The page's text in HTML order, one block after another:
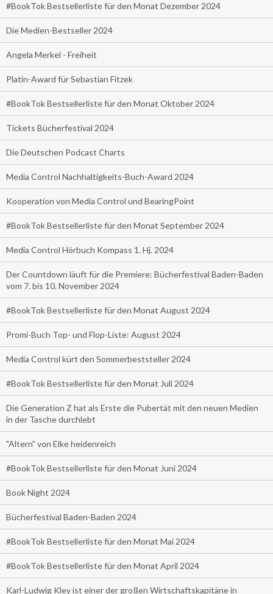
#BookTok Bestsellerliste für den Monat Dezember 2024
Die Medien-Bestseller 2024
Angela Merkel - Freiheit
Platin-Award für Sebastian Fitzek
#BookTok Bestsellerliste für den Monat Oktober 2024
Tickets Bücherfestival 2024
Die Deutschen Podcast Charts
Media Control Nachhaltigkeits-Buch-Award 2024
Kooperation von Media Control und BearingPoint
#BookTok Bestsellerliste für den Monat September 2024
Media Control Hörbuch Kompass 1. Hj. 2024
Der Countdown läuft für die Premiere: Bücherfestival Baden-Baden
vom 7. bis 10. November 2024
#BookTok Bestsellerliste für den Monat August 2024
Promi-Buch Top- und Flop-Liste: August 2024
Media Control kürt den Sommerbeststeller 2024
#BookTok Bestsellerliste für den Monat Juli 2024
Die Generation Z hat als Erste die Pubertät mit den neuen Medien
in der Tasche durchlebt
"Altern" von Elke heidenreich
#BookTok Bestsellerliste für den Monat Juni 2024
Book Night 2024
Bücherfestival Baden-Baden 2024
#BookTok Bestsellerliste für den Monat Mai 2024
#BookTok Bestsellerliste für den Monat April 2024
Karl-Ludwig Kley ist einer der großen Wirtschaftskapitäne in